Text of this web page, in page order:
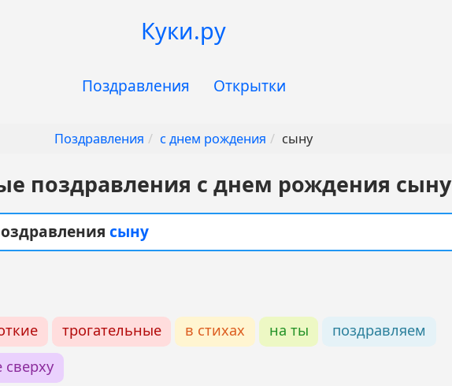
Куки.ру
Поздравления Открытки
Поздравления с днем рождения сыну
поздравления с днем рождения сыну
сыну
трогательные в стихах на ты
поздравляем